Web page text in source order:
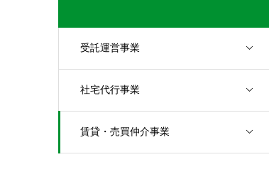
受託運営事業
社宅代行事業
賃貸・売買仲介事業